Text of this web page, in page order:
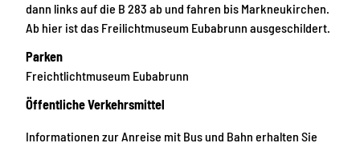
dann links auf die B 283 ab und fahren bis Markneukirchen.
Ab hier ist das Freilichtmuseum Eubabrunn ausgeschildert.
Parken
Freichtlichtmuseum Eubabrunn
Öffentliche Verkehrsmittel
Informationen zur Anreise mit Bus und Bahn erhalten Sie